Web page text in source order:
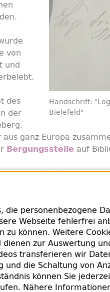
Handschrift:
Bielefeld"
von
und
des
der
ganz Europa
Bergungsstelle auf
zum Neuanfang 1947
die personenbezogene
Webseite fehlerfrei
zu können. Weitere
zur Auswertung
transferieren wir
die Schaltung von
können Sie
Nähere